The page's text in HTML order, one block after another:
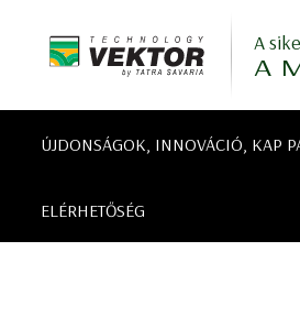
A
A
ÚJDONSÁGOK, INNOVÁCIÓ, KAP
ELÉRHETŐSÉG